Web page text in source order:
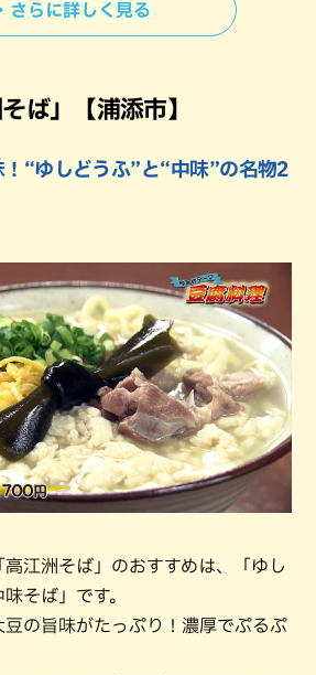
さらに詳しく見る
ば」【浦添市】
“ゆしどうふ”と“中味”の名物2
江洲そば」のおすすめは、「ゆし
そば」です。
豆の旨味がたっぷり！濃厚でぷるぷ